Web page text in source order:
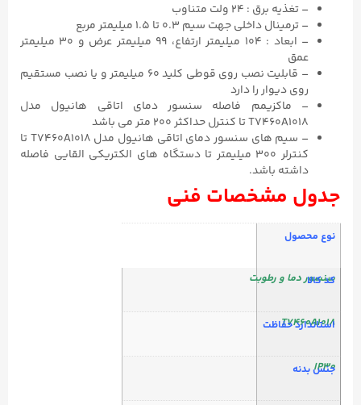
– تغذیه برق : ۲۴ ولت متناوب
– ترمینال داخلی جهت سیم ۰.۳ تا ۱.۵ میلیمتر مربع
– ابعاد : ۱۰۴ میلیمتر ارتفاع، ۹۹ میلیمتر عرض و ۳۰ میلیمتر
عمق
– قابلیت نصب روی قوطی کلید ۶۰ میلیمتر و یا نصب مستقیم
روی دیوار را دارد
– ماکزیمم فاصله سنسور دمای اتاقی هانیول مدل
T7460A1018 تا کنترل حداکثر ۲۰۰ متر می باشد
– سیم های سنسور دمای اتاقی هانیول مدل T7460A1018 تا
کنترلر ۳۰۰ میلیمتر تا دستگاه‌ های الکتریکی القایی فاصله
داشته باشد.
جدول مشخصات فنی
نوع محصول
سنسور دما و رطوبت
کد کالا
T7460A1018
استاندارد حفاظت
IP30
جنس بدنه